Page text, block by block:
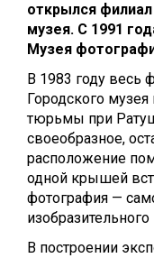
открылся
музея. С 1991
Музея
В 1983 году весь
Городского
тюрьмы при
своеобразное,
расположение
одной крышей
фотография —
изобразительного
В построении